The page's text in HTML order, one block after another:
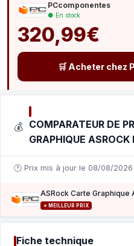
PCcomponentes
● En stock
320,99€
🛒 Acheter chez
💰 COMPARATEUR DE
GRAPHIQUE
🕐 Prix mis à jour le 08/08/2026
⭐ MEILLEUR PRIX
Fiche technique